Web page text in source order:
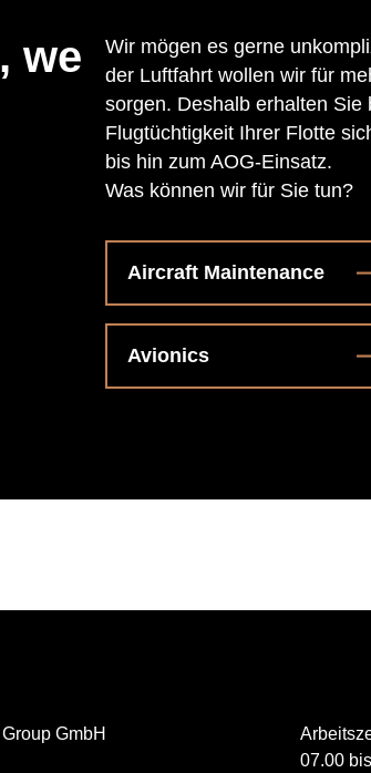
we
Wir mögen es gerne
der Luftfahrt wollen wir für
sorgen. Deshalb erhalten
Flugtüchtigkeit Ihrer Flotte
bis hin zum AOG-Einsatz.
Was können wir für Sie tun?
Aircraft Maintenance
Avionics
GmbH
07.00